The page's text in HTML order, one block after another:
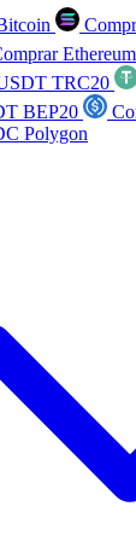
Ethereum
TRC20
BEP20
Polygon